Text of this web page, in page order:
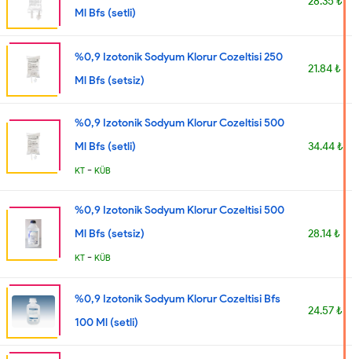
Ml Bfs (setli)
%0,9 Izotonik Sodyum Klorur Cozeltisi 250
Ml Bfs (setsiz)
21.84 ₺
%0,9 Izotonik Sodyum Klorur Cozeltisi 500
Ml Bfs (setli)
KT - KÜB
34.44 ₺
%0,9 Izotonik Sodyum Klorur Cozeltisi 500
Ml Bfs (setsiz)
KT - KÜB
28.14 ₺
%0,9 Izotonik Sodyum Klorur Cozeltisi Bfs
100 Ml (setli)
24.57 ₺